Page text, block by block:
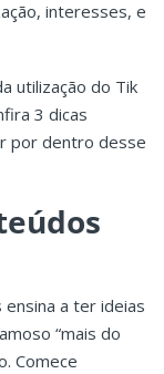
interesses, e
utilização do Tik
3 dicas
por dentro desse
ensina a ter ideias
“mais do
Comece